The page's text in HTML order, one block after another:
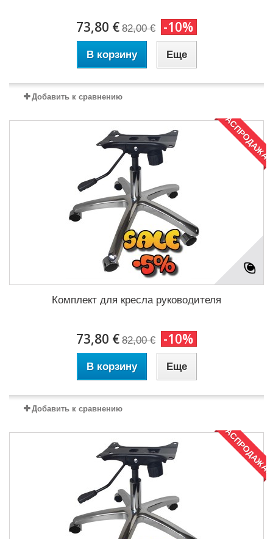
73,80 € 82,00 € -10%
В корзину Еще
Добавить к сравнению
РАСПРОДАЖА!
Комплект для кресла руководителя
73,80 € 82,00 € -10%
В корзину Еще
Добавить к сравнению
РАСПРОДАЖА!